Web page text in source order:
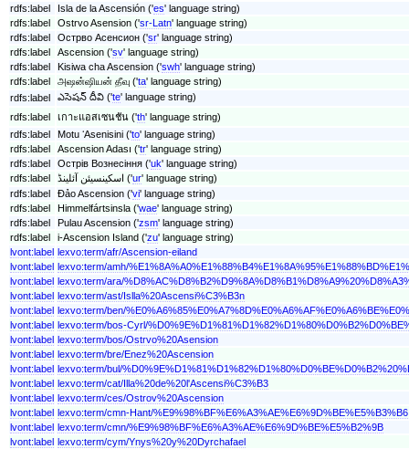
rdfs:label
Isla de la Ascensión ('es' language string)
rdfs:label
Ostrvo Asension ('sr-Latn' language string)
rdfs:label
Острво Асенсион ('sr' language string)
rdfs:label
Ascension ('sv' language string)
rdfs:label
Kisiwa cha Ascension ('swh' language string)
rdfs:label
அஷன்ஷியன் தீவு ('ta' language string)
rdfs:label
ఎసెషన్ దీవి ('te' language string)
rdfs:label
เกาะแอสเซนชัน ('th' language string)
rdfs:label
Motu ʻAsenisini ('to' language string)
rdfs:label
Ascension Adası ('tr' language string)
rdfs:label
Острів Вознесіння ('uk' language string)
rdfs:label
اسکینسیئن آئلینڈ ('ur' language string)
rdfs:label
Đảo Ascension ('vi' language string)
rdfs:label
Himmelfártsinsla ('wae' language string)
rdfs:label
Pulau Ascension ('zsm' language string)
rdfs:label
i-Ascension Island ('zu' language string)
lvont:label lexvo:term/afr/Ascension-eiland
lvont:label lexvo:term/amh/
lvont:label lexvo:term/ara/
lvont:label lexvo:term/ast/Islla%20Ascensi%C3%B3n
lvont:label lexvo:term/ben/
lvont:label lexvo:term/bos-Cyrl/
lvont:label lexvo:term/bos/Ostrvo%20Asension
lvont:label lexvo:term/bre/Enez%20Ascension
lvont:label lexvo:term/bul/
lvont:label lexvo:term/cat/Illa%20de%20l'Ascensi%C3%B3
lvont:label lexvo:term/ces/Ostrov%20Ascension
lvont:label lexvo:term/cmn-Hant/%E9%98%BF%E6%A3%AE%E6%9D%BE%E5%B3%B6
lvont:label lexvo:term/cmn/%E9%98%BF%E6%A3%AE%E6%9D%BE%E5%B2%9B
lvont:label lexvo:term/cym/Ynys%20y%20Dyrchafael